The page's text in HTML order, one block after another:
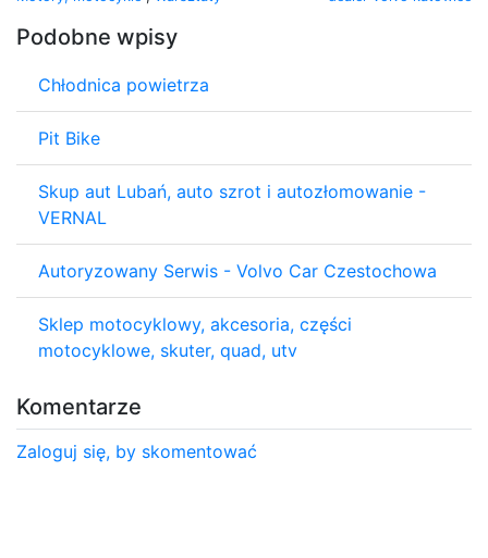
Podobne wpisy
Chłodnica powietrza
Pit Bike
Skup aut Lubań, auto szrot i autozłomowanie -
VERNAL
Autoryzowany Serwis - Volvo Car Czestochowa
Sklep motocyklowy, akcesoria, części
motocyklowe, skuter, quad, utv
Komentarze
Zaloguj się, by skomentować